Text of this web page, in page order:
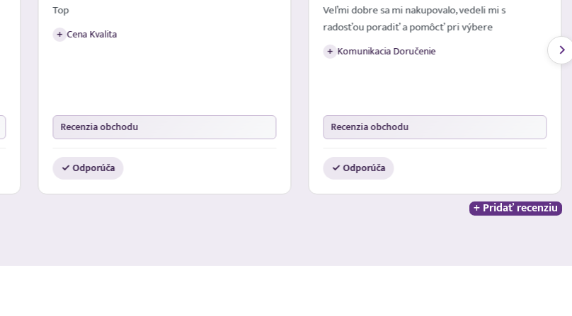
Top
+ Cena Kvalita
Recenzia obchodu
✓ Odporúča
Veľmi dobre sa mi nakupovalo, vedeli mi s
radosťou poradiť a pomôcť pri výbere
+ Komunikacia Doručenie
Recenzia obchodu
✓ Odporúča
+ Pridať recenziu